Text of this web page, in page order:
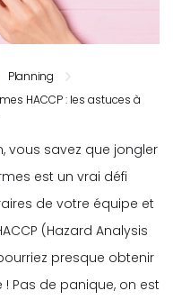
Planning
HACCP : les astuces à
vous savez que jongler
est un vrai défi
de votre équipe et
(Hazard Analysis
presque obtenir
Pas de panique, on est